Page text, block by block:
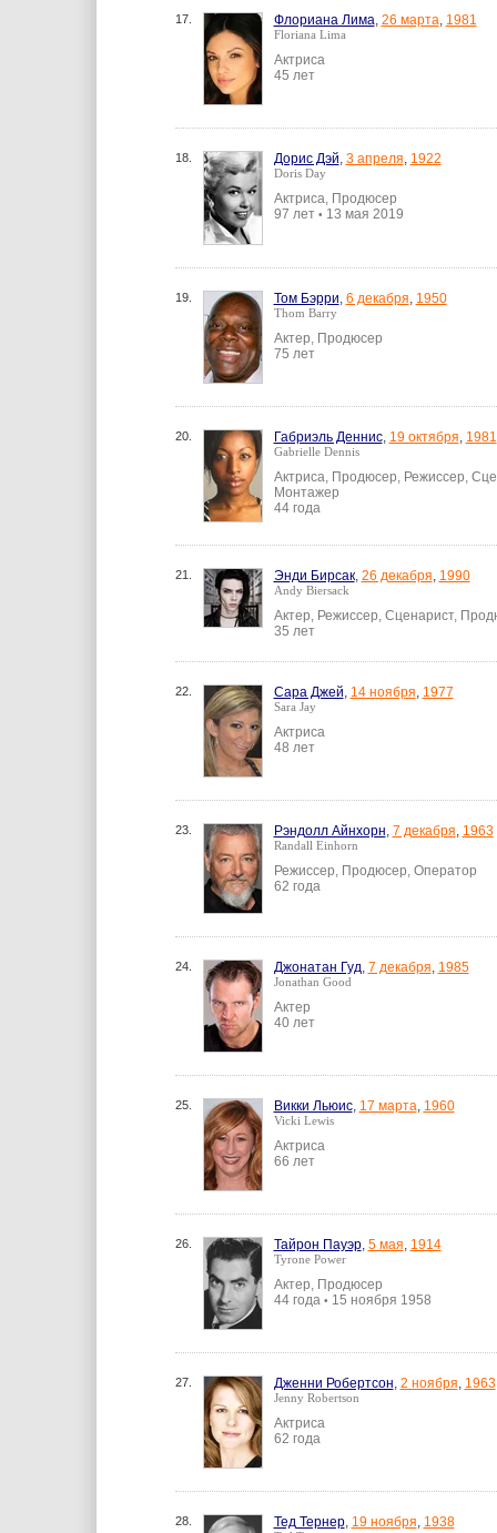
17. Флориана Лима, 26 марта, 1981
Floriana Lima
Актриса
45 лет
18. Дорис Дэй, 3 апреля, 1922
Doris Day
Актриса, Продюсер
97 лет • 13 мая 2019
19. Том Бэрри, 6 декабря, 1950
Thom Barry
Актер, Продюсер
75 лет
20. Габриэль Деннис, 19 октября, 1981
Gabrielle Dennis
Актриса, Продюсер, Режиссер,
Монтажер
44 года
21. Энди Бирсак, 26 декабря, 1990
Andy Biersack
Актер, Режиссер, Сценарист,
35 лет
22. Сара Джей, 14 ноября, 1977
Sara Jay
Актриса
48 лет
23. Рэндолл Айнхорн, 7 декабря, 1963
Randall Einhorn
Режиссер, Продюсер, Оператор
62 года
24. Джонатан Гуд, 7 декабря, 1985
Jonathan Good
Актер
40 лет
25. Викки Льюис, 17 марта, 1960
Vicki Lewis
Актриса
66 лет
26. Тайрон Пауэр, 5 мая, 1914
Tyrone Power
Актер, Продюсер
44 года • 15 ноября 1958
27. Дженни Робертсон, 2 ноября, 1963
Jenny Robertson
Актриса
62 года
28. Тед Тернер, 19 ноября, 1938